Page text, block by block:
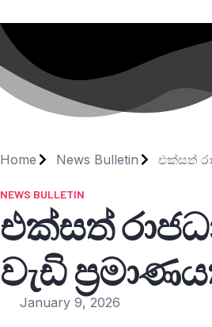
Home News Bulletin එක්සත්
NEWS BULLETIN
එක්සත්
වැඩි
January 9, 2026